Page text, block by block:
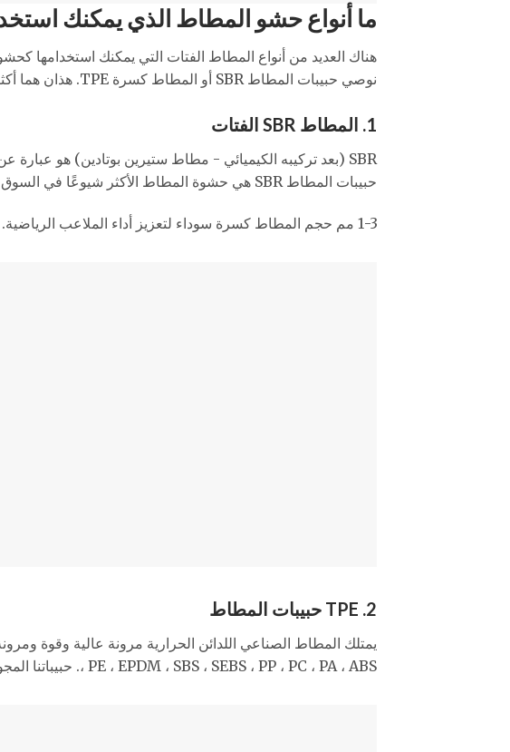
ما أنواع حشو المطاط الذي يمكنك
نوصي حبيبات المطاط SBR أو المطاط كسرة TPE. هذان هما أكثر المنتجات المطاطية عالية الأداء شيوعًا والمثبتة في السوق.
1. المطاط SBR الفتات
SBR (بعد تركيبه الكيميائي - مطاط ستيرين بوتادين) هو عبارة عن مطاط من النوع المعاد تدويره. كانت المادة
حبيبات المطاط SBR هي حشوة المطاط الأكثر شيوعًا في السوق ، مع خصائص استثمار صغيرة للإنتاج.
1-3 مم حجم المطاط كسرة سوداء لتعزيز أداء الملاعب الرياضية. ذات نوعية جيدة ونظيفة ولا رائحة كريهة وصديقة للبيئة.
2. TPE حبيبات المطاط
، PE ، EPDM ، SBS ، SEBS ، PP ، PC ، PA ، ABS. حبيباتنا المجوفة TPE مناسبة كمادة تعبئة للعشب الصناعي.